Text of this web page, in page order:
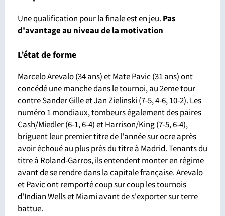
Une qualification pour la finale est en jeu. Pas
d'avantageau niveau de la motivation
L’état de forme
Marcelo Arevalo (34 ans) et Mate Pavic (31 ans) ont
concédé une manche dans le tournoi, au 2eme tour
contre Sander Gille et Jan Zielinski (7-5, 4-6, 10-2). Les
numéro 1 mondiaux, tombeurs également des paires
Cash/Miedler (6-1, 6-4) et Harrison/King (7-5, 6-4),
briguent leur premier titre de l'année sur ocre après
avoir échoué au plus près du titre à Madrid. Tenants du
titre à Roland-Garros, ils entendent monter en régime
avant de se rendre dans la capitale française. Arevalo
et Pavic ont remporté coup sur coup les tournois
d'Indian Wells et Miami avant de s'exporter sur terre
battue.